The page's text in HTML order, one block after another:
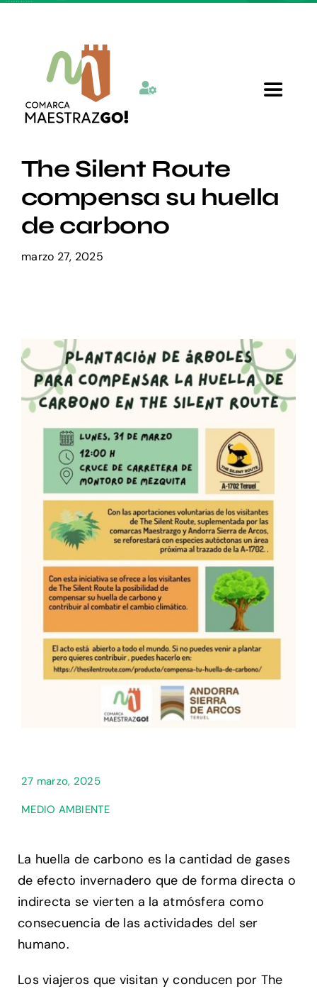
Toggle
Quienes somos
Departamentos
Setas
Contacto
The Silent Route
compensa su huella
de carbono
marzo 27, 2025
27 marzo, 2025
MEDIO AMBIENTE
La huella de carbono es la cantidad de gases
de efecto invernadero que de forma directa o
indirecta se vierten a la atmósfera como
consecuencia de las actividades del ser
humano.
Los viajeros que visitan y conducen por The